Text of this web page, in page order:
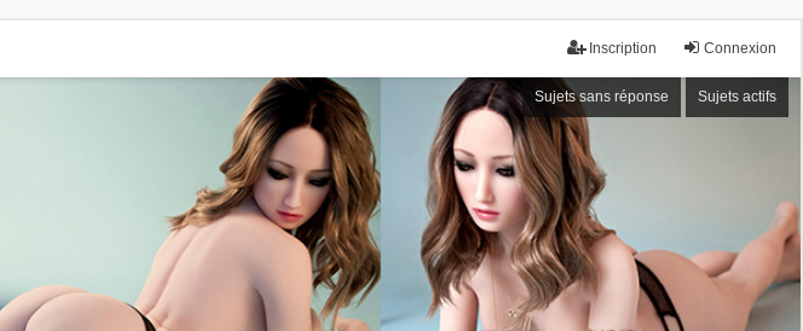
Connexion
Inscription
Sujets sans réponse Sujets actifs